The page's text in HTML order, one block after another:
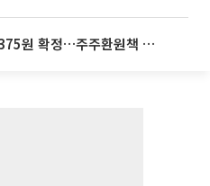
SK하이닉스, 분기배당 375원 확정…주주환원책 9월로 앞당겨 발표